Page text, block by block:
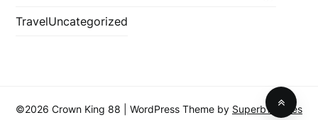
TravelUncategorized
©2026 Crown King 88 | WordPress Theme by SuperbThemes